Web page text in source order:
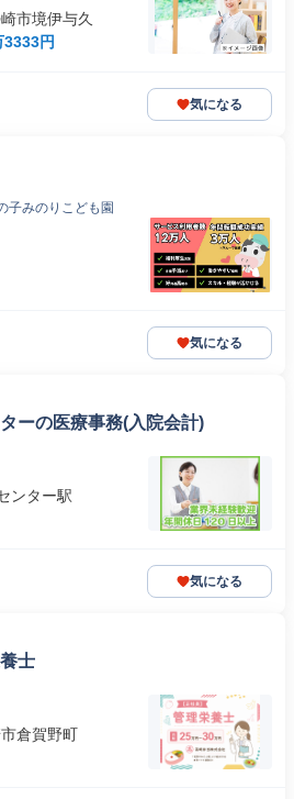
市境伊与久
3333円
気になる
みのりこども園
気になる
ーの医療事務(入院会計)
ンター駅
気になる
士
倉賀野町